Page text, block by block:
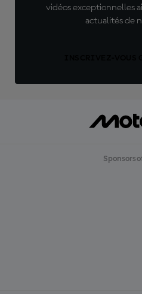
vidéos exceptionnelles
actualités de
Sponsors